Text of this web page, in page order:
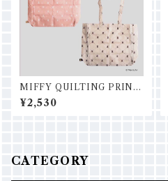
MIFFY QUILTING PRINT
ショッピングバッグM
¥2,530
CATEGORY